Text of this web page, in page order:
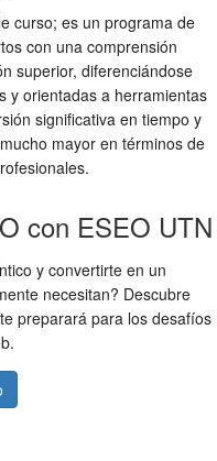
curso; es un programa de
con una comprensión
superior, diferenciándose
y orientadas a herramientas
significativa en tiempo y
mayor en términos de
con ESEO UTN
y convertirte en un
necesitan? Descubre
preparará para los desafíos